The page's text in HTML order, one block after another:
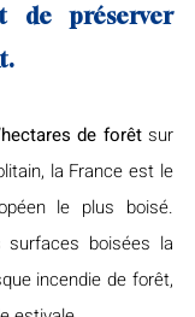
de préserver
de forêt sur
la France est le
le plus boisé.
surfaces boisées la
incendie de forêt,